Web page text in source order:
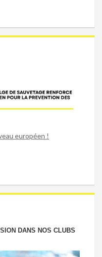
européen !
DANS NOS CLUBS